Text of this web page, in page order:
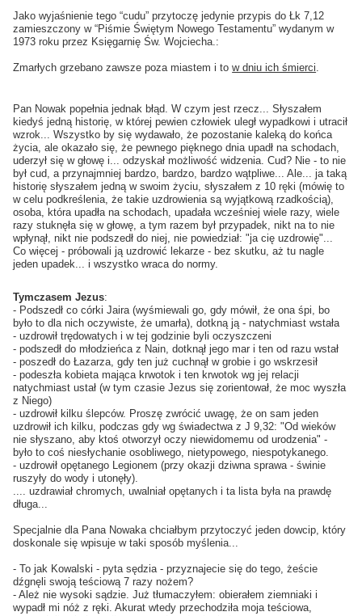
Jako wyjaśnienie tego “cudu” przytoczę jedynie przypis do Łk 7,12
zamieszczony w “Piśmie Świętym Nowego Testamentu” wydanym w
1973 roku przez Księgarnię Św. Wojciecha.:
Zmarłych grzebano zawsze poza miastem i tow dniu ich śmierci
Pan Nowak popełnia jednak błąd. W czym jest rzecz... Słyszałem
kiedyś jedną historię, w której pewien człowiek uległ wypadkowi i utracił
wzrok... Wszystko by się wydawało, że pozostanie kaleką do końca
życia, ale okazało się, że pewnego pięknego dnia upadł na schodach,
uderzył się w głowę i... odzyskał możliwość widzenia. Cud? Nie - to nie
był cud, a przynajmniej bardzo, bardzo, bardzo wątpliwe... Ale... ja taką
historię słyszałem jedną w swoim życiu, słyszałem z 10 ręki (mówię to
w celu podkreślenia, że takie uzdrowienia są wyjątkową rzadkością),
osoba, która upadła na schodach, upadała wcześniej wiele razy, wiele
razy stuknęła się w głowę, a tym razem był przypadek, nikt na to nie
wpłynął, nikt nie podszedł do niej, nie powiedział: "ja cię uzdrowię"...
Co więcej - próbowali ją uzdrowić lekarze - bez skutku, aż tu nagle
jeden upadek... i wszystko wraca do normy.
Tymczasem Jezus:
- Podszedł co córki Jaira (wyśmiewali go, gdy mówił, że ona śpi, bo
było to dla nich oczywiste, że umarła), dotkną ją - natychmiast wstała
- uzdrowił trędowatych i w tej godzinie byli oczyszczeni
- podszedł do młodzieńca z Nain, dotknął jego mar i ten od razu wstał
- poszedł do Łazarza, gdy ten już cuchnął w grobie i go wskrzesił
- podeszła kobieta mająca krwotok i ten krwotok wg jej relacji
natychmiast ustał (w tym czasie Jezus się zorientował, że moc wyszła
z Niego)
- uzdrowił kilku ślepców. Proszę zwrócić uwagę, że on sam jeden
uzdrowił ich kilku, podczas gdy wg świadectwa z J 9,32: "Od wieków
nie słyszano, aby ktoś otworzył oczy niewidomemu od urodzenia" -
było to coś niesłychanie osobliwego, nietypowego, niespotykanego.
- uzdrowił opętanego Legionem (przy okazji dziwna sprawa - świnie
ruszyły do wody i utonęły).
.... uzdrawiał chromych, uwalniał opętanych i ta lista była na prawdę
długa...
Specjalnie dla Pana Nowaka chciałbym przytoczyć jeden dowcip, który
doskonale się wpisuje w taki sposób myślenia...
- To jak Kowalski - pyta sędzia - przyznajecie się do tego, żeście
dźgnęli swoją teściową 7 razy nożem?
- Ależ nie wysoki sądzie. Już tłumaczyłem: obierałem ziemniaki i
wypadł mi nóż z ręki. Akurat wtedy przechodziła moja teściowa,